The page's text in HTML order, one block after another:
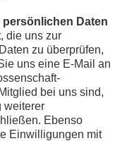
Daten
die uns zur
zu überprüfen,
uns eine E-Mail an
bei uns sind,
weiterer
Ebenso
Einwilligungen mit